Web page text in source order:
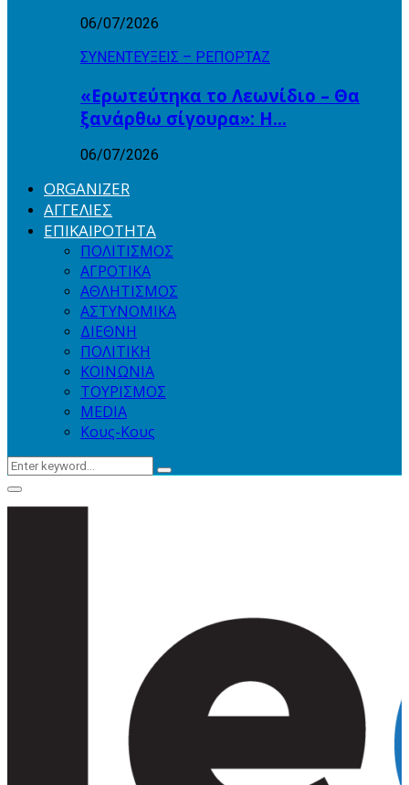
06/07/2026
ΣΥΝΕΝΤΕΥΞΕΙΣ – ΡΕΠΟΡΤΑΖ
«Ερωτεύτηκα το Λεωνίδιο – Θα
ξανάρθω σίγουρα»: Η…
06/07/2026
ORGANIZER
ΑΓΓΕΛΙΕΣ
ΕΠΙΚΑΙΡΟΤΗΤΑ
ΠΟΛΙΤΙΣΜΟΣ
ΑΓΡΟΤΙΚΑ
ΑΘΛΗΤΙΣΜΟΣ
ΑΣΤΥΝΟΜΙΚΑ
ΔΙΕΘΝΗ
ΠΟΛΙΤΙΚΗ
ΚΟΙΝΩΝΙΑ
ΤΟΥΡΙΣΜΟΣ
MEDIA
Κους-Κους
Search
Search
Primary
Menu